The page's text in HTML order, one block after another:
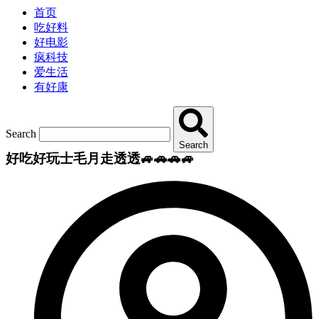
首页
吃好料
好电影
疯科技
爱生活
有好康
Search
Search
好吃好玩士毛月走透透🚙🚗🚗🚙